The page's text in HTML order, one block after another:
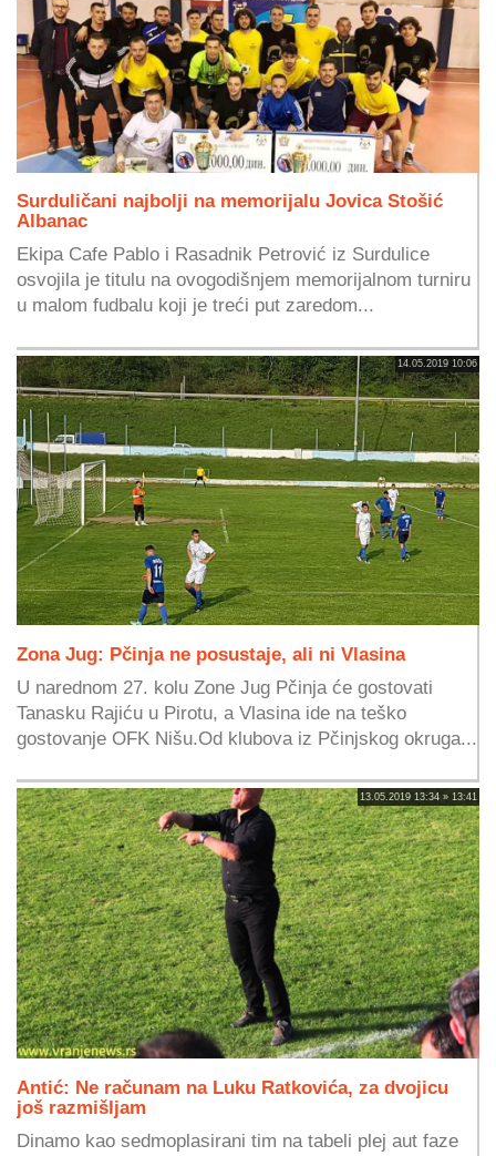
Surduličani najbolji na memorijalu Jovica Stošić
Albanac
Ekipa Cafe Pablo i Rasadnik Petrović iz Surdulice
osvojila je titulu na ovogodišnjem memorijalnom turniru
u malom fudbalu koji je treći put zaredom...
14.05.2019 10:06
Zona Jug: Pčinja ne posustaje, ali ni Vlasina
U narednom 27. kolu Zone Jug Pčinja će gostovati
Tanasku Rajiću u Pirotu, a Vlasina ide na teško
gostovanje OFK Nišu.Od klubova iz Pčinjskog okruga...
13.05.2019 13:34 » 13:41
Antić: Ne računam na Luku Ratkovića, za dvojicu
još razmišljam
Dinamo kao sedmoplasirani tim na tabeli plej aut faze